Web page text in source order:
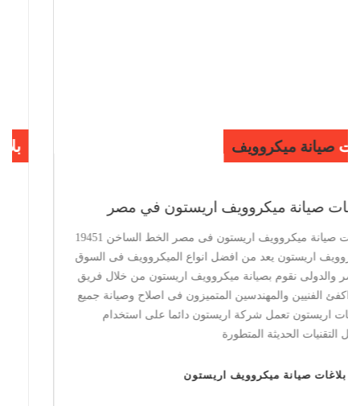
بلاغاتصيانة ميكروويف
بلاغات صيانة ميكروويف اريستون في مصر
ميكروويف اريستون يعد من افضل انواع الميكروويف فى السوق
المصر والدولى نقوم بصيانة ميكروويف اريستون من خلال فريق
من اكفئ الفنيين والمهندسين المتميزون فى اصلاح وصيانة جميع
منتجات اريستون تعمل شركة اريستون دائما على استخدام
افضل التقنيات الحديثة المتطورة
بلاغات صيانة ميكروويف اريستون